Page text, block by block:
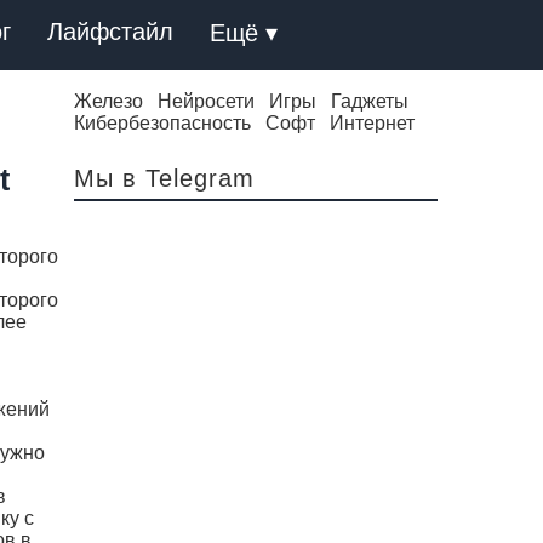
Лайфстайл Ещё ▾
с
Железо Нейросети Игры
Гаджеты
Кибербезопасность
Софт Интернет
Мы в Telegram